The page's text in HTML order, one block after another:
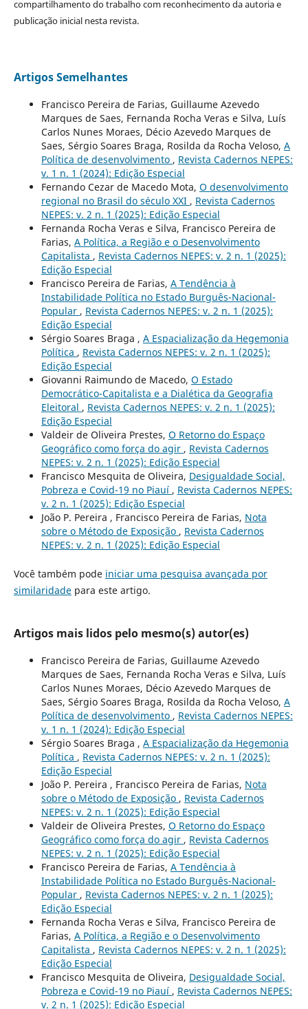
compartilhamento do trabalho com reconhecimento da autoria e
publicação inicial nesta revista.
Artigos Semelhantes
Francisco Pereira de Farias, Guillaume Azevedo
Marques de Saes, Fernanda Rocha Veras e Silva, Luís
Carlos Nunes Moraes, Décio Azevedo Marques de
Saes, Sérgio Soares Braga, Rosilda da Rocha Veloso, A
Política de desenvolvimento , Revista Cadernos NEPES:
v. 1 n. 1 (2024): Edição Especial
Fernando Cezar de Macedo Mota, O desenvolvimento
regional no Brasil do século XXI , Revista Cadernos
NEPES: v. 2 n. 1 (2025): Edição Especial
Fernanda Rocha Veras e Silva, Francisco Pereira de
Farias, A Política, a Região e o Desenvolvimento
Capitalista , Revista Cadernos NEPES: v. 2 n. 1 (2025):
Edição Especial
Francisco Pereira de Farias, A Tendência à
Instabilidade Política no Estado Burguês-Nacional-
Popular , Revista Cadernos NEPES: v. 2 n. 1 (2025):
Edição Especial
Sérgio Soares Braga , A Espacialização da Hegemonia
Política , Revista Cadernos NEPES: v. 2 n. 1 (2025):
Edição Especial
Giovanni Raimundo de Macedo, O Estado
Democrático-Capitalista e a Dialética da Geografia
Eleitoral , Revista Cadernos NEPES: v. 2 n. 1 (2025):
Edição Especial
Valdeir de Oliveira Prestes, O Retorno do Espaço
Geográfico como força do agir , Revista Cadernos
NEPES: v. 2 n. 1 (2025): Edição Especial
Francisco Mesquita de Oliveira, Desigualdade Social,
Pobreza e Covid-19 no Piauí , Revista Cadernos NEPES:
v. 2 n. 1 (2025): Edição Especial
João P. Pereira , Francisco Pereira de Farias, Nota
sobre o Método de Exposição , Revista Cadernos
NEPES: v. 2 n. 1 (2025): Edição Especial
Você também pode iniciar uma pesquisa avançada por
similaridadepara este artigo.
Artigos mais lidos pelo mesmo(s) autor(es)
Francisco Pereira de Farias, Guillaume Azevedo
Marques de Saes, Fernanda Rocha Veras e Silva, Luís
Carlos Nunes Moraes, Décio Azevedo Marques de
Saes, Sérgio Soares Braga, Rosilda da Rocha Veloso, A
Política de desenvolvimento , Revista Cadernos NEPES:
v. 1 n. 1 (2024): Edição Especial
Sérgio Soares Braga , A Espacialização da Hegemonia
Política , Revista Cadernos NEPES: v. 2 n. 1 (2025):
Edição Especial
João P. Pereira , Francisco Pereira de Farias, Nota
sobre o Método de Exposição , Revista Cadernos
NEPES: v. 2 n. 1 (2025): Edição Especial
Valdeir de Oliveira Prestes, O Retorno do Espaço
Geográfico como força do agir , Revista Cadernos
NEPES: v. 2 n. 1 (2025): Edição Especial
Francisco Pereira de Farias, A Tendência à
Instabilidade Política no Estado Burguês-Nacional-
Popular , Revista Cadernos NEPES: v. 2 n. 1 (2025):
Edição Especial
Fernanda Rocha Veras e Silva, Francisco Pereira de
Farias, A Política, a Região e o Desenvolvimento
Capitalista , Revista Cadernos NEPES: v. 2 n. 1 (2025):
Edição Especial
Francisco Mesquita de Oliveira, Desigualdade Social,
Pobreza e Covid-19 no Piauí , Revista Cadernos NEPES:
v. 2 n. 1 (2025): Edição Especial